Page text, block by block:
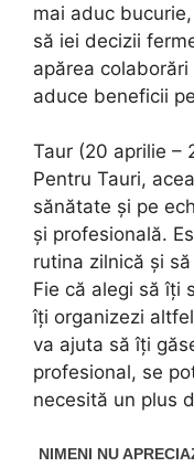
mai aduc
să iei decizii
apărea
aduce beneficii
Taur (20 aprilie –
Pentru Tauri,
sănătate și pe
și profesională.
rutina zilnică și
Fie că alegi să îți
îți organizezi
va ajuta să îți
profesional, se
necesită un plus